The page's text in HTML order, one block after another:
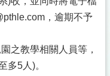
，逾期不予
之教學相關人員等，
多5人)。